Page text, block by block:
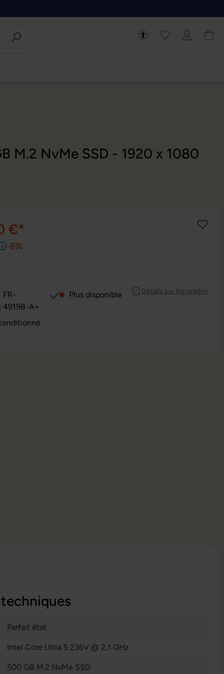
M.2 NvMe SSD - 1920 x 1080
€*
-6%
Détails sur les grades
FR-
49198-A+
Plus disponible
Parfait état
Intel Core Ultra 5 236V @ 2,1 GHz
500 GB M.2 NvMe SSD